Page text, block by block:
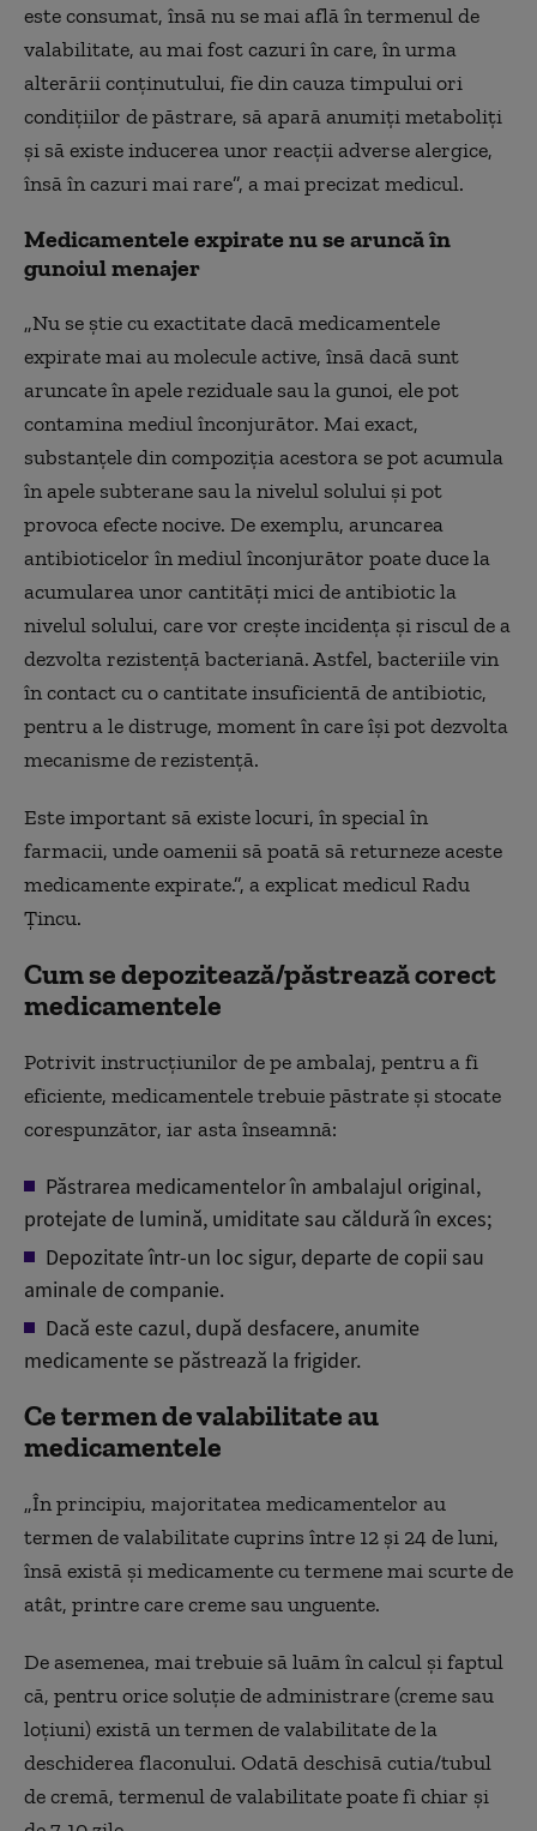
este consumat, însă nu se mai află în termenul de
valabilitate, au mai fost cazuri în care, în urma
alterării conținutului, fie din cauza timpului ori
condițiilor de păstrare, să apară anumiți metaboliți
și să existe inducerea unor reacții adverse alergice,
însă în cazuri mai rare”, a mai precizat medicul.
Medicamentele expirate nu se aruncă în
gunoiul menajer
„Nu se știe cu exactitate dacă medicamentele
expirate mai au molecule active, însă dacă sunt
aruncate în apele reziduale sau la gunoi, ele pot
contamina mediul înconjurător. Mai exact,
substanțele din compoziția acestora se pot acumula
în apele subterane sau la nivelul solului și pot
provoca efecte nocive. De exemplu, aruncarea
antibioticelor în mediul înconjurător poate duce la
acumularea unor cantități mici de antibiotic la
nivelul solului, care vor crește incidența și riscul de a
dezvolta rezistență bacteriană. Astfel, bacteriile vin
în contact cu o cantitate insuficientă de antibiotic,
pentru a le distruge, moment în care își pot dezvolta
mecanisme de rezistență.
Este important să existe locuri, în special în
farmacii, unde oamenii să poată să returneze aceste
medicamente expirate.”, a explicat medicul Radu
Țincu.
Cum se depozitează/păstrează corect
medicamentele
Potrivit instrucțiunilor de pe ambalaj, pentru a fi
eficiente, medicamentele trebuie păstrate și stocate
corespunzător, iar asta înseamnă:
Păstrarea medicamentelor în ambalajul original,
protejate de lumină, umiditate sau căldură în exces;
Depozitate într-un loc sigur, departe de copii sau
aminale de companie.
Dacă este cazul, după desfacere, anumite
medicamente se păstrează la frigider.
Ce termen de valabilitate au
medicamentele
„În principiu, majoritatea medicamentelor au
termen de valabilitate cuprins între 12 și 24 de luni,
însă există și medicamente cu termene mai scurte de
atât, printre care creme sau unguente.
De asemenea, mai trebuie să luăm în calcul și faptul
că, pentru orice soluție de administrare (creme sau
loțiuni) există un termen de valabilitate de la
deschiderea flaconului. Odată deschisă cutia/tubul
de cremă, termenul de valabilitate poate fi chiar și